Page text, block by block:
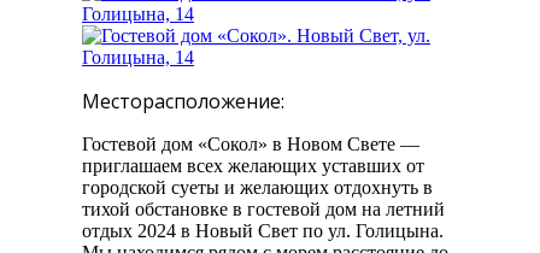
Месторасположение:
Гостевой дом «Сокол» в Новом Свете —
приглашаем всех желающих уставших от
городской суеты и желающих отдохнуть в
тихой обстановке в гостевой дом на летний
отдых 2024 в Новый Свет по ул. Голицына.